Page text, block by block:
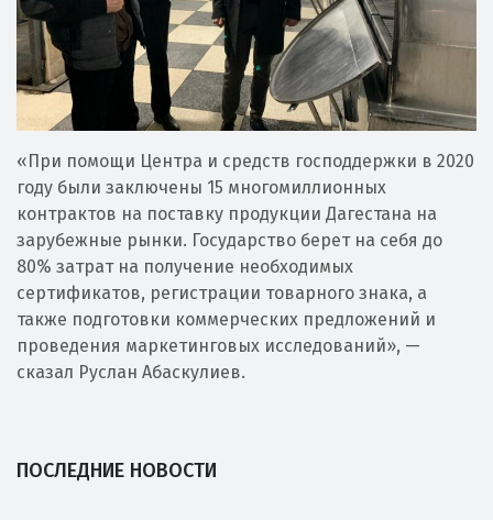
«При помощи Центра и средств господдержки в 2020
году были заключены 15 многомиллионных
контрактов на поставку продукции Дагестана на
зарубежные рынки. Государство берет на себя до
80% затрат на получение необходимых
сертификатов, регистрации товарного знака, а
также подготовки коммерческих предложений и
проведения маркетинговых исследований», —
сказал Руслан Абаскулиев.
ПОСЛЕДНИЕ НОВОСТИ